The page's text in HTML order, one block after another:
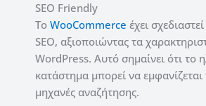
SEO Friendly
Το WooCommerce έχει
SEO, αξιοποιώντας τα
WordPress. Αυτό σημαίνει ότι το
κατάστημα μπορεί να εμφανίζεται
μηχανές αναζήτησης.